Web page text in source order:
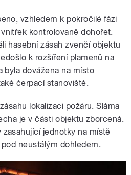
vzhledem k pokročilé fázi
kontrolovaně dohořet.
hasební zásah zvenčí objektu
k rozšíření plamenů na
byla dovážena na místo
čerpací stanoviště.
lokalizaci požáru. Sláma
je v části objektu zborcená.
jednotky na místě
neustálým dohledem.